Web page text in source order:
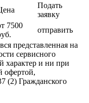
Подать
заявку
7500
отправить
представленная на
сервисного
характер и ни при
офертой,
(2) Гражданского